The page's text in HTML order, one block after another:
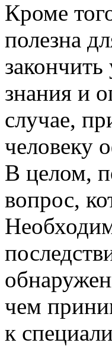
Кроме
полезна
знания и
случае,
человеку
В целом,
вопрос,
чем
к